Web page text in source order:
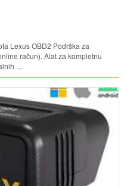
Lexus OBD2 Podrška za
račun). Alat za kompletnu
...